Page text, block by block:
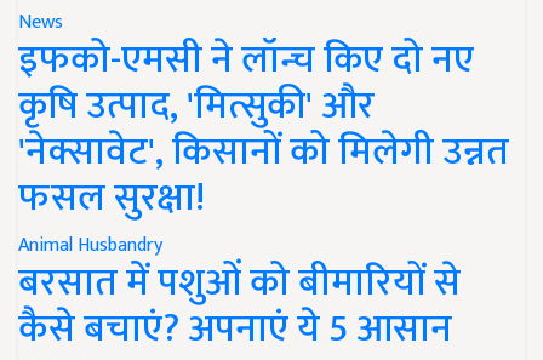
News
इफको-एमसी ने लॉन्च किए दो नए
कृषि उत्पाद, 'मित्सुकी' और
'नेक्सावेट', किसानों को मिलेगी उन्नत
फसल सुरक्षा!
Animal Husbandry
बरसात में पशुओं को बीमारियों से
कैसे बचाएं? अपनाएं ये 5 आसान